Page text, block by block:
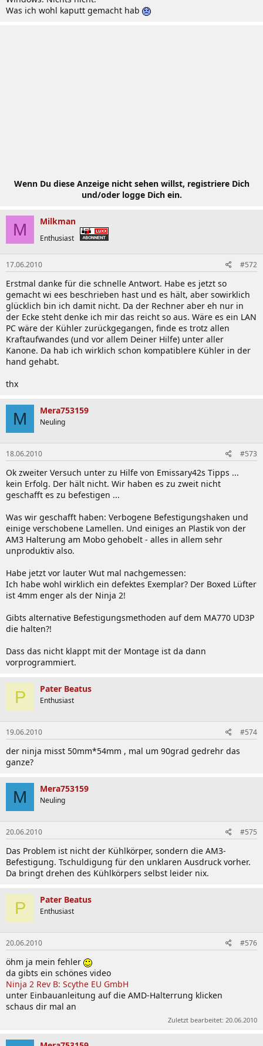
Was ich wohl kaputt gemacht hab
Wenn Du diese Anzeige nicht sehen willst, registriere Dich
und/oder logge Dich ein.
M Milkman
Enthusiast
17.06.2010 #572
Erstmal danke für die schnelle Antwort. Habe es jetzt so
gemacht wi ees beschrieben hast und es hält, aber sowirklich
glücklich bin ich damit nicht. Da der Rechner aber eh nur in
der Ecke steht denke ich mir das reicht so aus. Wäre es ein LAN
PC wäre der Kühler zurückgegangen, finde es trotz allen
Kraftaufwandes (und vor allem Deiner Hilfe) unter aller
Kanone. Da hab ich wirklich schon kompatiblere Kühler in der
hand gehabt.
thx
M Mera753159
Neuling
18.06.2010 #573
Ok zweiter Versuch unter zu Hilfe von Emissary42s Tipps ...
kein Erfolg. Der hält nicht. Wir haben es zu zweit nicht
geschafft es zu befestigen ...
Was wir geschafft haben: Verbogene Befestigungshaken und
einige verschobene Lamellen. Und einiges an Plastik von der
AM3 Halterung am Mobo gehobelt - alles in allem sehr
unproduktiv also.
Habe jetzt vor lauter Wut mal nachgemessen:
Ich habe wohl wirklich ein defektes Exemplar? Der Boxed Lüfter
ist 4mm enger als der Ninja 2!
Gibts alternative Befestigungsmethoden auf dem MA770 UD3P
die halten?!
Dass das nicht klappt mit der Montage ist da dann
vorprogrammiert.
P Pater Beatus
Enthusiast
19.06.2010 #574
der ninja misst 50mm*54mm , mal um 90grad gedrehr das
ganze?
M Mera753159
Neuling
20.06.2010 #575
Das Problem ist nicht der Kühlkörper, sondern die AM3-
Befestigung. Tschuldigung für den unklaren Ausdruck vorher.
Da bringt drehen des Kühlkörpers selbst leider nix.
P Pater Beatus
Enthusiast
20.06.2010 #576
öhm ja mein fehler
da gibts ein schönes video
Ninja 2 Rev B: Scythe EU GmbH
unter Einbauanleitung auf die AMD-Halterrung klicken
schaus dir mal an
Zuletzt bearbeitet: 20.06.2010